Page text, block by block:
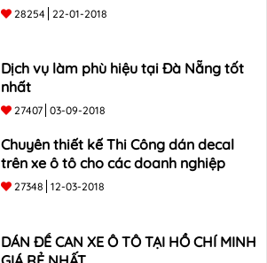
28254 22-01-2018
Dịch vụ làm phù hiệu tại Đà Nẵng tốt
nhất
27407 03-09-2018
Chuyên thiết kế Thi Công dán decal
trên xe ô tô cho các doanh nghiệp
27348 12-03-2018
DÁN ĐỀ CAN XE Ô TÔ TẠI HỒ CHÍ MINH